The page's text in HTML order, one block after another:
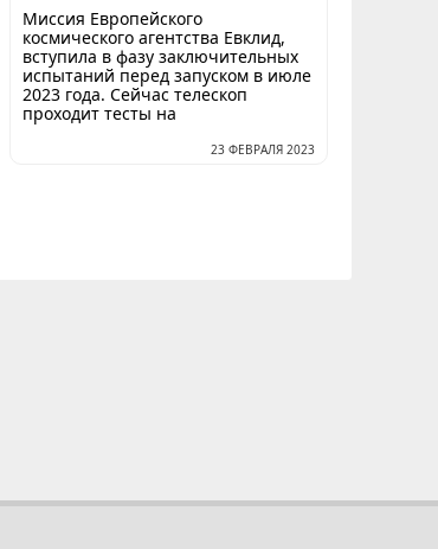
Миссия Европейского
космического агентства Евклид,
вступила в фазу заключительных
испытаний перед запуском в июле
2023 года. Сейчас телескоп
проходит тесты на
23 ФЕВРАЛЯ 2023